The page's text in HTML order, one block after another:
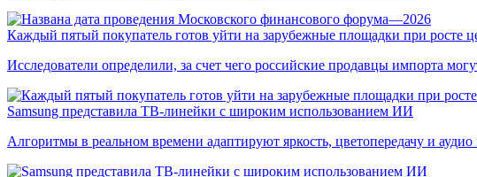
Каждый пятый покупатель готов уйти на зарубежные площадки при росте
Исследователи определили, за счет чего российские продавцы импорта
Samsung представила ТВ-линейки с широким использованием ИИ
Алгоритмы в реальном времени адаптируют яркость, цветопередачу и